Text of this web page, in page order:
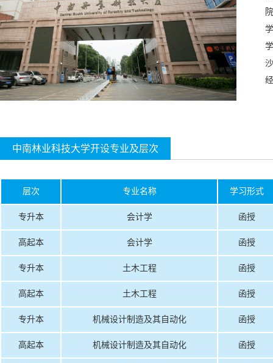
中南林业科技大学开设专业及层次
层次 专业名称 学习形式
专升本 会计学 函授
高起本 会计学 函授
专升本 土木工程 函授
高起本 土木工程 函授
专升本 机械设计制造及其自动化 函授
高起本 机械设计制造及其自动化 函授